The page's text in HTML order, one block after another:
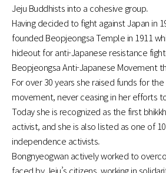
Jeju Buddhists into a cohesive group.
Having decided to fight against Japan in
founded Beopjeongsa Temple in 1911
hideout for anti-Japanese resistance
Beopjeongsa Anti-Japanese Movement
For over 30 years she raised funds for
movement, never ceasing in her efforts
Today she is recognized as the first
activist, and she is also listed as one of
independence activists.
Bongnyeogwan actively worked to
faced by Jeju’s citizens, working in